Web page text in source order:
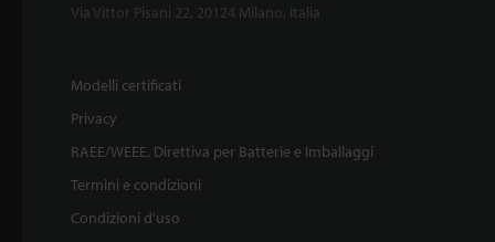
Via Vittor Pisani 22, 20124 Milano, Italia
Modelli certificati
Privacy
RAEE/WEEE, Direttiva per Batterie e Imballaggi
Termini e condizioni
Condizioni d'uso